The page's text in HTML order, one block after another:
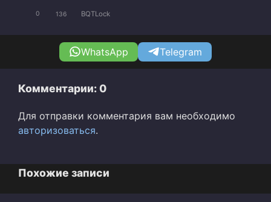
0 136 BQTLock
WhatsApp Telegram
Комментарии: 0
Для отправки комментария вам необходимо
авторизоваться.
Похожие записи